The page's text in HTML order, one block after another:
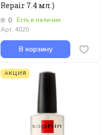
Repair 7.4 мл.)
0
Есть в наличии
Арт. 4020
В корзину
АКЦИЯ